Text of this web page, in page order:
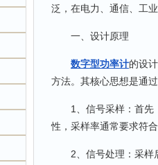
泛，在电力、通信、工
一、设计原理
数字型功率计的设
方法。其核心思想是通
1、信号采样：首先，
性，采样率通常要求符
2、信号处理：采样后